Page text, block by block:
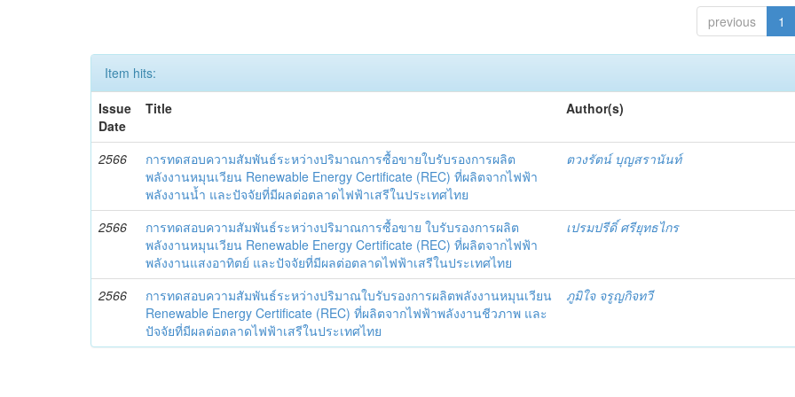
previous 1
Item hits:
Issue
Date
Title Author(s)
2566
การทดสอบความสัมพันธ์ระหว่างปริมาณการซื้อขายใบรับรองการผลิต
พลังงานหมุนเวียน Renewable Energy Certificate (REC) ที่ผลิตจากไฟฟ้า
พลังงานน้ำ และปัจจัยที่มีผลต่อตลาดไฟฟ้าเสรีในประเทศไทย
ตวงรัตน์ บุญสรานันท์
2566
การทดสอบความสัมพันธ์ระหว่างปริมาณการซื้อขาย ใบรับรองการผลิต
พลังงานหมุนเวียน Renewable Energy Certificate (REC) ที่ผลิตจากไฟฟ้า
พลังงานแสงอาทิตย์ และปัจจัยที่มีผลต่อตลาดไฟฟ้าเสรีในประเทศไทย
เปรมปรีดิ์ ศรียุทธไกร
2566
การทดสอบความสัมพันธ์ระหว่างปริมาณใบรับรองการผลิตพลังงานหมุนเวียน
Renewable Energy Certificate (REC) ที่ผลิตจากไฟฟ้าพลังงานชีวภาพ และ
ปัจจัยที่มีผลต่อตลาดไฟฟ้าเสรีในประเทศไทย
ภูมิใจ จรูญกิจทวี